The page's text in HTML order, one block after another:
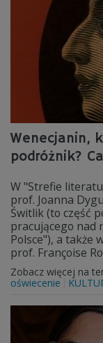
Wenecjanin,
podróżnik?
W "Strefie
prof. Joanna
Świtlik (to część
pracującego nad
Polsce"), a także
prof. Françoise
Zobacz więcej na
oświecenie